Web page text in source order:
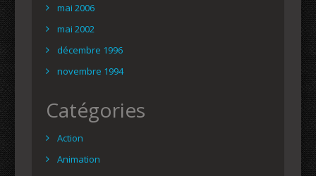
mai 2006
mai 2002
décembre 1996
novembre 1994
Catégories
Action
Animation